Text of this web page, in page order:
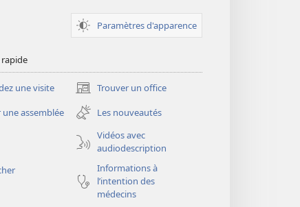
Paramètres d'apparence
rapide
une visite Trouver un office
(ouvre
une
nouvelle
fenêtre)
une assemblée
Les nouveautés
Vidéos avec
audiodescription
Informations à
l’intention des
médecins